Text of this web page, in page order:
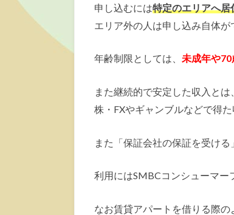
申し込むには特定のエリアへ居
エリア外の人は申し込み自体が
年齢制限としては、 未成年や
また継続的で安定した収入と
株・FXやギャンブルなどで得
また「保証会社の保証を受ける
利用にはSMBCコンシューマー
なお賃貸アパートを借りる際の